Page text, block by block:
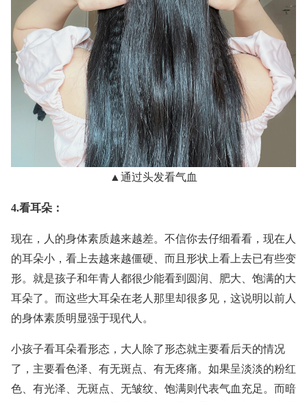
▲通过头发看气血
4.看耳朵：
现在，人的身体素质越来越差。不信你去仔细看看，现在人
的耳朵小，看上去越来越僵硬、而且形状上看上去已有些变
形。就是孩子和年青人都很少能看到圆润、肥大、饱满的大
耳朵了。而这些大耳朵在老人那里却很多见，这说明以前人
的身体素质明显强于现代人。
小孩子看耳朵看形态，大人除了形态就主要看后天的情况
了，主要看色泽、有无斑点、有无疼痛。如果呈淡淡的粉红
色、有光泽、无斑点、无皱纹、饱满则代表气血充足。而暗